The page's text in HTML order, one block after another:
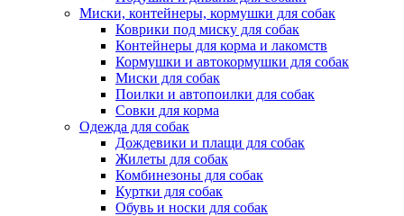
Миски, контейнеры, кормушки для собак
Коврики под миску для собак
Контейнеры для корма и лакомств
Кормушки и автокормушки для собак
Миски для собак
Поилки и автопоилки для собак
Совки для корма
Одежда для собак
Дождевики и плащи для собак
Жилеты для собак
Комбинезоны для собак
Куртки для собак
Обувь и носки для собак